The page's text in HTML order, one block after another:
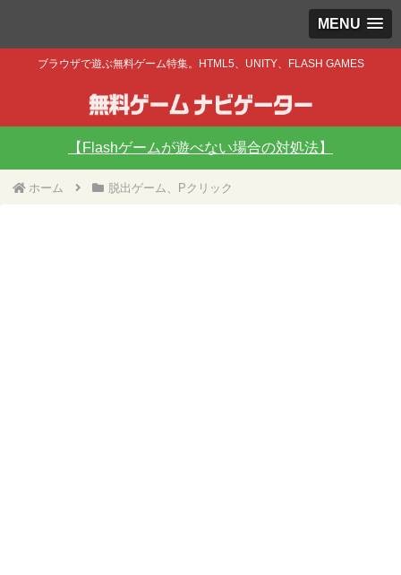
MENU
ブラウザで遊ぶ無料ゲーム特集。HTML5、UNITY、FLASH GAMES
【Flashゲームが遊べない場合の対処法】
ホーム 脱出ゲーム、Pクリック